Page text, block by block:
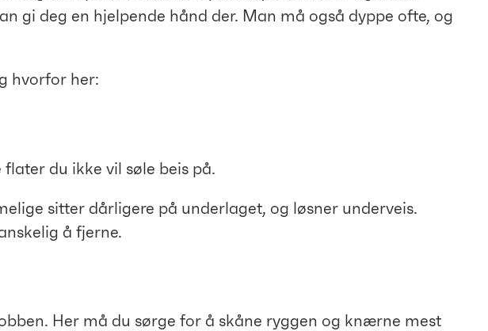
gi deg en hjelpende hånd der. Man må også dyppe ofte, og
hvorfor her:
du ikke vil søle beis på.
sitter dårligere på underlaget, og løsner underveis.
å fjerne.
Her må du sørge for å skåne ryggen og knærne mest